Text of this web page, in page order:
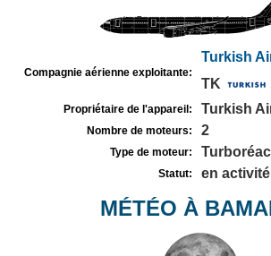
Compagnie aérienne exploitante:
Turkish
TK
Propriétaire de l'appareil: Turkish
Nombre de moteurs: 2
Type de moteur:
Statut: en activité
MÉTÉO À